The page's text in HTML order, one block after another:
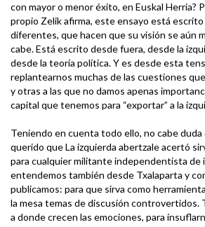
con mayor o menor éxito, en Euskal Herria?
propio Zelik afirma, este ensayo está
diferentes, que hacen que su visión se aún
cabe. Está escrito desde fuera, desde la
desde la teoría política. Y es desde esta
replantearnos muchas de las cuestiones
y otras a las que no damos apenas
capital que tenemos para “exportar” a la
Teniendo en cuenta todo ello, no cabe duda
querido que La izquierda abertzale acertó
para cualquier militante independentista de
entendemos también desde Txalaparta y
publicamos: para que sirva como
la mesa temas de discusión controvertidos.
a donde crecen las emociones, para